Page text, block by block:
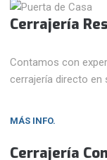
Cerrajería
Contamos con
cerrajería directo en
MÁS INFO.
Cerrajería